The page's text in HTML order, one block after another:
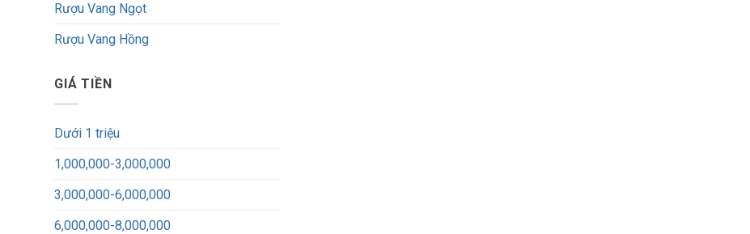
Rượu Vang Ngọt
Rượu Vang Hồng
GIÁ TIỀN
Dưới 1 triệu
1,000,000-3,000,000
3,000,000-6,000,000
6,000,000-8,000,000